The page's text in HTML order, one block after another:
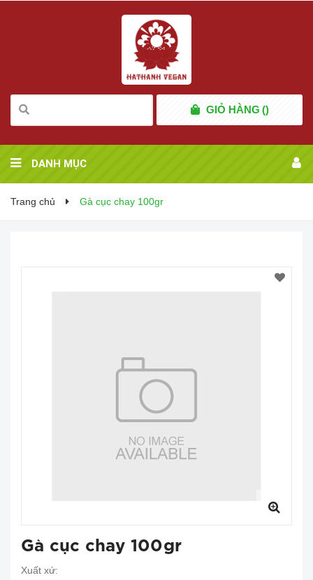
GIỎ HÀNG ()
DANH MỤC
Trang chủ Gà cục chay 100gr
Gà cục chay 100gr
Xuất xứ: